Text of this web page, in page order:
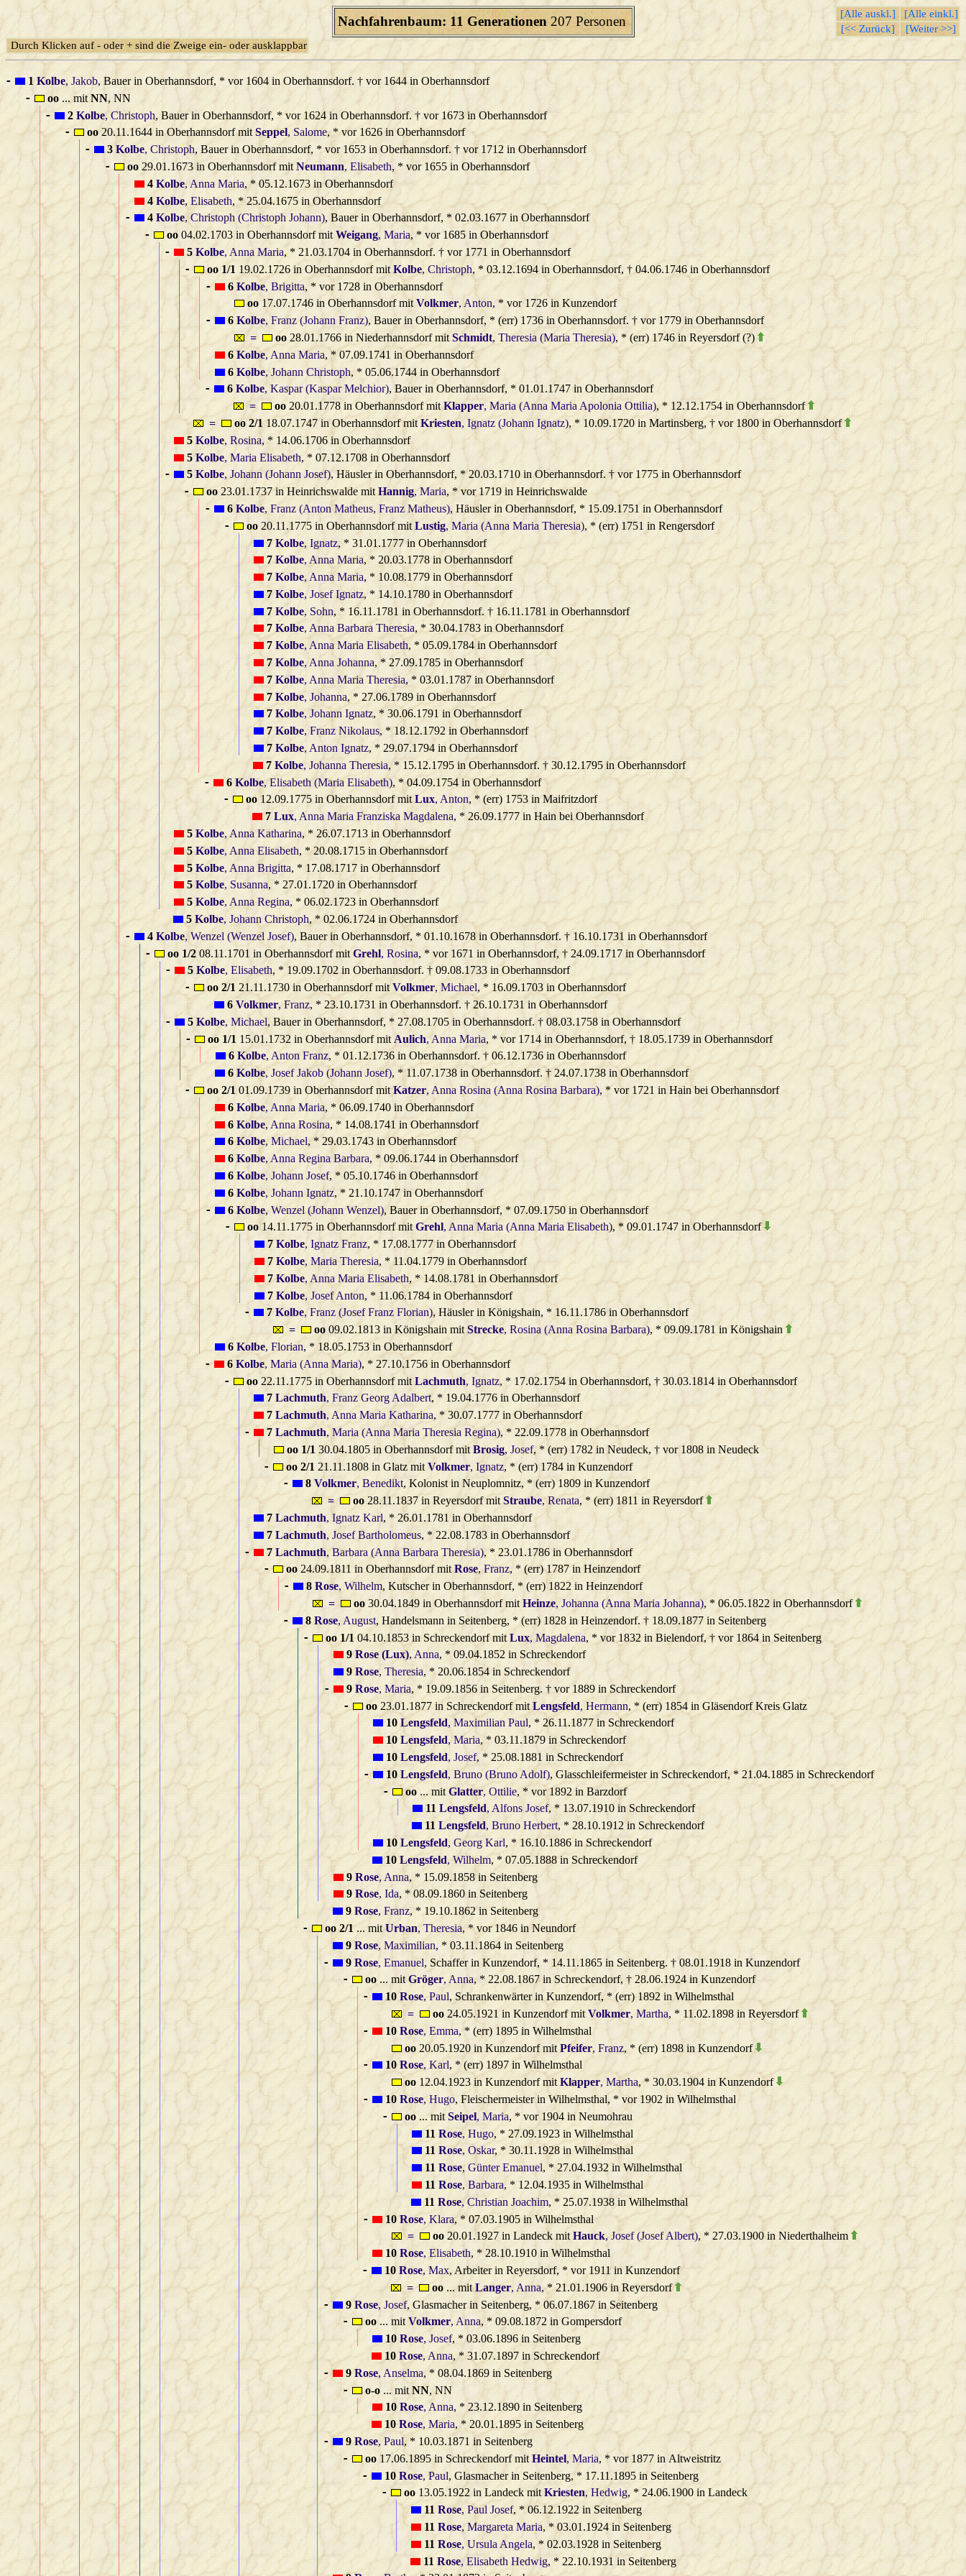
Nachfahrenbaum: 11 Generationen 207 Personen [Alle auskl.]
[Alle einkl.]
[<< Zurück]
[Weiter >>]
Durch Klicken auf - oder + sind die Zweige ein- oder ausklappbar
- 1 Kolbe, Jakob, Bauer in Oberhannsdorf, * vor 1604 in Oberhannsdorf. † vor 1644 in Oberhannsdorf
- oo... mit NN, NN
- 2 Kolbe, Christoph, Bauer in Oberhannsdorf, * vor 1624 in Oberhannsdorf. † vor 1673 in Oberhannsdorf
- oo20.11.1644 in Oberhannsdorf mitSeppel, Salome, * vor 1626 in Oberhannsdorf
- 3 Kolbe, Christoph, Bauer in Oberhannsdorf, * vor 1653 in Oberhannsdorf. † vor 1712 in Oberhannsdorf
- oo29.01.1673 in Oberhannsdorf mit Neumann, Elisabeth, * vor 1655 in Oberhannsdorf
4 Kolbe, Anna Maria, * 05.12.1673 in Oberhannsdorf
4 Kolbe, Elisabeth, * 25.04.1675 in Oberhannsdorf
- 4 Kolbe, Christoph (Christoph Johann), Bauer in Oberhannsdorf, * 02.03.1677 in Oberhannsdorf
- oo04.02.1703 in Oberhannsdorf mit Weigang, Maria, * vor 1685 in Oberhannsdorf
- 5 Kolbe, Anna Maria, * 21.03.1704 in Oberhannsdorf. † vor 1771 in Oberhannsdorf
- oo 1/1 19.02.1726 in Oberhannsdorf mitKolbe, Christoph, * 03.12.1694 in Oberhannsdorf, † 04.06.1746 in Oberhannsdorf
- 6 Kolbe, Brigitta, * vor 1728 in Oberhannsdorf
oo17.07.1746 in Oberhannsdorf mit Volkmer, Anton, * vor 1726 in Kunzendorf
- 6 Kolbe, Franz (Johann Franz), Bauer in Oberhannsdorf, * (err) 1736 in Oberhannsdorf. † vor 1779 in Oberhannsdorf
=
oo28.01.1766 in Niederhannsdorf mit Schmidt, Theresia (Maria Theresia), * (err) 1746 in Reyersdorf (?)
6 Kolbe, Anna Maria, * 07.09.1741 in Oberhannsdorf
6 Kolbe, Johann Christoph, * 05.06.1744 in Oberhannsdorf
- 6 Kolbe, Kaspar (Kaspar Melchior), Bauer in Oberhannsdorf, * 01.01.1747 in Oberhannsdorf
=
oo20.01.1778 in Oberhannsdorf mitKlapper, Maria (Anna Maria Apolonia Ottilia), * 12.12.1754 in Oberhannsdorf
=
oo 2/1 18.07.1747 in Oberhannsdorf mitKriesten, Ignatz (Johann Ignatz), * 10.09.1720 in Martinsberg, † vor 1800 in Oberhannsdorf
5 Kolbe, Rosina, * 14.06.1706 in Oberhannsdorf
5 Kolbe, Maria Elisabeth, * 07.12.1708 in Oberhannsdorf
- 5 Kolbe, Johann (Johann Josef), Häusler in Oberhannsdorf, * 20.03.1710 in Oberhannsdorf. † vor 1775 in Oberhannsdorf
- oo 23.01.1737 in Heinrichswalde mitHannig, Maria, * vor 1719 in Heinrichswalde
- 6 Kolbe, Franz (Anton Matheus, Franz Matheus), Häusler in Oberhannsdorf, * 15.09.1751 in Oberhannsdorf
- oo20.11.1775 in Oberhannsdorf mit Lustig, Maria (Anna Maria Theresia), * (err) 1751 in Rengersdorf
7 Kolbe, Ignatz, * 31.01.1777 in Oberhannsdorf
7 Kolbe, Anna Maria, * 20.03.1778 in Oberhannsdorf
7 Kolbe, Anna Maria, * 10.08.1779 in Oberhannsdorf
7 Kolbe, Josef Ignatz, * 14.10.1780 in Oberhannsdorf
7 Kolbe, Sohn, * 16.11.1781 in Oberhannsdorf. † 16.11.1781 in Oberhannsdorf
7 Kolbe, Anna Barbara Theresia, * 30.04.1783 in Oberhannsdorf
7 Kolbe, Anna Maria Elisabeth, * 05.09.1784 in Oberhannsdorf
7 Kolbe, Anna Johanna, * 27.09.1785 in Oberhannsdorf
7 Kolbe, Anna Maria Theresia, * 03.01.1787 in Oberhannsdorf
7 Kolbe, Johanna, * 27.06.1789 in Oberhannsdorf
7 Kolbe, Johann Ignatz, * 30.06.1791 in Oberhannsdorf
7 Kolbe, Franz Nikolaus, * 18.12.1792 in Oberhannsdorf
7 Kolbe, Anton Ignatz, * 29.07.1794 in Oberhannsdorf
7 Kolbe, Johanna Theresia, * 15.12.1795 in Oberhannsdorf. † 30.12.1795 in Oberhannsdorf
- 6 Kolbe, Elisabeth (Maria Elisabeth), * 04.09.1754 in Oberhannsdorf
- oo12.09.1775 in Oberhannsdorf mitLux, Anton, * (err) 1753 in Maifritzdorf
7 Lux, Anna Maria Franziska Magdalena, * 26.09.1777 in Hain bei Oberhannsdorf
5 Kolbe, Anna Katharina, * 26.07.1713 in Oberhannsdorf
5 Kolbe, Anna Elisabeth, * 20.08.1715 in Oberhannsdorf
5 Kolbe, Anna Brigitta, * 17.08.1717 in Oberhannsdorf
5 Kolbe, Susanna, * 27.01.1720 in Oberhannsdorf
5 Kolbe, Anna Regina, * 06.02.1723 in Oberhannsdorf
5 Kolbe, Johann Christoph, * 02.06.1724 in Oberhannsdorf
- 4 Kolbe, Wenzel (Wenzel Josef), Bauer in Oberhannsdorf, * 01.10.1678 in Oberhannsdorf. † 16.10.1731 in Oberhannsdorf
- oo 1/208.11.1701 in Oberhannsdorf mit Grehl, Rosina, * vor 1671 in Oberhannsdorf, † 24.09.1717 in Oberhannsdorf
- 5 Kolbe, Elisabeth, * 19.09.1702 in Oberhannsdorf. † 09.08.1733 in Oberhannsdorf
- oo 2/1 21.11.1730 in Oberhannsdorf mitVolkmer, Michael, * 16.09.1703 in Oberhannsdorf
6 Volkmer, Franz, * 23.10.1731 in Oberhannsdorf. † 26.10.1731 in Oberhannsdorf
- 5 Kolbe, Michael, Bauer in Oberhannsdorf, * 27.08.1705 in Oberhannsdorf. † 08.03.1758 in Oberhannsdorf
- oo 1/1 15.01.1732 in Oberhannsdorf mit Aulich, Anna Maria, * vor 1714 in Oberhannsdorf, † 18.05.1739 in Oberhannsdorf
6 Kolbe, Anton Franz, * 01.12.1736 in Oberhannsdorf. † 06.12.1736 in Oberhannsdorf
6 Kolbe, Josef Jakob (Johann Josef), * 11.07.1738 in Oberhannsdorf. † 24.07.1738 in Oberhannsdorf
- oo 2/1 01.09.1739 in Oberhannsdorf mitKatzer, Anna Rosina (Anna Rosina Barbara), * vor 1721 in Hain bei Oberhannsdorf
6 Kolbe, Anna Maria, * 06.09.1740 in Oberhannsdorf
6 Kolbe, Anna Rosina, * 14.08.1741 in Oberhannsdorf
6 Kolbe, Michael, * 29.03.1743 in Oberhannsdorf
6 Kolbe, Anna Regina Barbara, * 09.06.1744 in Oberhannsdorf
6 Kolbe, Johann Josef, * 05.10.1746 in Oberhannsdorf
6 Kolbe, Johann Ignatz, * 21.10.1747 in Oberhannsdorf
- 6 Kolbe, Wenzel (Johann Wenzel), Bauer in Oberhannsdorf, * 07.09.1750 in Oberhannsdorf
- oo14.11.1775 in Oberhannsdorf mit Grehl, Anna Maria (Anna Maria Elisabeth), * 09.01.1747 in Oberhannsdorf
7 Kolbe, Ignatz Franz, * 17.08.1777 in Oberhannsdorf
7 Kolbe, Maria Theresia, * 11.04.1779 in Oberhannsdorf
7 Kolbe, Anna Maria Elisabeth, * 14.08.1781 in Oberhannsdorf
7 Kolbe, Josef Anton, * 11.06.1784 in Oberhannsdorf
- 7 Kolbe, Franz (Josef Franz Florian), Häusler in Königshain, * 16.11.1786 in Oberhannsdorf
=
oo 09.02.1813 in Königshain mitStrecke, Rosina (Anna Rosina Barbara), * 09.09.1781 in Königshain
6 Kolbe, Florian, * 18.05.1753 in Oberhannsdorf
- 6 Kolbe, Maria (Anna Maria), * 27.10.1756 in Oberhannsdorf
- oo22.11.1775 in Oberhannsdorf mit Lachmuth, Ignatz, * 17.02.1754 in Oberhannsdorf, † 30.03.1814 in Oberhannsdorf
7 Lachmuth, Franz Georg Adalbert, * 19.04.1776 in Oberhannsdorf
7 Lachmuth, Anna Maria Katharina, * 30.07.1777 in Oberhannsdorf
- 7 Lachmuth, Maria (Anna Maria Theresia Regina), * 22.09.1778 in Oberhannsdorf
oo 1/1 30.04.1805 in Oberhannsdorf mitBrosig, Josef, * (err) 1782 in Neudeck, † vor 1808 in Neudeck
- oo 2/1 21.11.1808 in Glatz mitVolkmer, Ignatz, * (err) 1784 in Kunzendorf
- 8 Volkmer, Benedikt, Kolonist in Neuplomnitz, * (err) 1809 in Kunzendorf
=
oo 28.11.1837 in Reyersdorf mitStraube, Renata, * (err) 1811 in Reyersdorf
7 Lachmuth, Ignatz Karl, * 26.01.1781 in Oberhannsdorf
7 Lachmuth, Josef Bartholomeus, * 22.08.1783 in Oberhannsdorf
- 7 Lachmuth, Barbara (Anna Barbara Theresia), * 23.01.1786 in Oberhannsdorf
- oo 24.09.1811 in Oberhannsdorf mitRose, Franz, * (err) 1787 in Heinzendorf
- 8 Rose, Wilhelm, Kutscher in Oberhannsdorf, * (err) 1822 in Heinzendorf
=
oo 30.04.1849 in Oberhannsdorf mitHeinze, Johanna (Anna Maria Johanna), * 06.05.1822 in Oberhannsdorf
- 8 Rose, August, Handelsmann in Seitenberg, * (err) 1828 in Heinzendorf. † 18.09.1877 in Seitenberg
- oo 1/1 04.10.1853 in Schreckendorf mitLux, Magdalena, * vor 1832 in Bielendorf, † vor 1864 in Seitenberg
9 Rose (Lux), Anna, * 09.04.1852 in Schreckendorf
9 Rose, Theresia, * 20.06.1854 in Schreckendorf
- 9 Rose, Maria, * 19.09.1856 in Seitenberg. † vor 1889 in Schreckendorf
- oo23.01.1877 in Schreckendorf mit Lengsfeld, Hermann, * (err) 1854 in Gläsendorf Kreis Glatz
10 Lengsfeld, Maximilian Paul, * 26.11.1877 in Schreckendorf
10 Lengsfeld, Maria, * 03.11.1879 in Schreckendorf
10 Lengsfeld, Josef, * 25.08.1881 in Schreckendorf
- 10 Lengsfeld, Bruno (Bruno Adolf), Glasschleifermeister in Schreckendorf, * 21.04.1885 in Schreckendorf
- oo ... mitGlatter, Ottilie, * vor 1892 in Barzdorf
11 Lengsfeld, Alfons Josef, * 13.07.1910 in Schreckendorf
11 Lengsfeld, Bruno Herbert, * 28.10.1912 in Schreckendorf
10 Lengsfeld, Georg Karl, * 16.10.1886 in Schreckendorf
10 Lengsfeld, Wilhelm, * 07.05.1888 in Schreckendorf
9 Rose, Anna, * 15.09.1858 in Seitenberg
9 Rose, Ida, * 08.09.1860 in Seitenberg
9 Rose, Franz, * 19.10.1862 in Seitenberg
- oo 2/1 ... mitUrban, Theresia, * vor 1846 in Neundorf
9 Rose, Maximilian, * 03.11.1864 in Seitenberg
- 9 Rose, Emanuel, Schaffer in Kunzendorf, * 14.11.1865 in Seitenberg. † 08.01.1918 in Kunzendorf
- oo... mitGröger, Anna, * 22.08.1867 in Schreckendorf, † 28.06.1924 in Kunzendorf
- 10 Rose, Paul, Schrankenwärter in Kunzendorf, * (err) 1892 in Wilhelmsthal
=
oo 24.05.1921 in Kunzendorf mitVolkmer, Martha, * 11.02.1898 in Reyersdorf
- 10 Rose, Emma, * (err) 1895 in Wilhelmsthal
oo 20.05.1920 in Kunzendorf mitPfeifer, Franz, * (err) 1898 in Kunzendorf
- 10 Rose, Karl, * (err) 1897 in Wilhelmsthal
oo 12.04.1923 in Kunzendorf mitKlapper, Martha, * 30.03.1904 in Kunzendorf
- 10 Rose, Hugo, Fleischermeister in Wilhelmsthal, * vor 1902 in Wilhelmsthal
- oo ... mitSeipel, Maria, * vor 1904 in Neumohrau
11 Rose, Hugo, * 27.09.1923 in Wilhelmsthal
11 Rose, Oskar, * 30.11.1928 in Wilhelmsthal
11 Rose, Günter Emanuel, * 27.04.1932 in Wilhelmsthal
11 Rose, Barbara, * 12.04.1935 in Wilhelmsthal
11 Rose, Christian Joachim, * 25.07.1938 in Wilhelmsthal
- 10 Rose, Klara, * 07.03.1905 in Wilhelmsthal
=
oo 20.01.1927 in Landeck mitHauck, Josef (Josef Albert), * 27.03.1900 in Niederthalheim
10 Rose, Elisabeth, * 28.10.1910 in Wilhelmsthal
- 10 Rose, Max, Arbeiter in Reyersdorf, * vor 1911 in Kunzendorf
=
oo ... mitLanger, Anna, * 21.01.1906 in Reyersdorf
- 9 Rose, Josef, Glasmacher in Seitenberg, * 06.07.1867 in Seitenberg
- oo... mit Volkmer, Anna, * 09.08.1872 in Gompersdorf
10 Rose, Josef, * 03.06.1896 in Seitenberg
10 Rose, Anna, * 31.07.1897 in Schreckendorf
- 9 Rose, Anselma, * 08.04.1869 in Seitenberg
- o‑o... mit NN, NN
10 Rose, Anna, * 23.12.1890 in Seitenberg
10 Rose, Maria, * 20.01.1895 in Seitenberg
- 9 Rose, Paul, * 10.03.1871 in Seitenberg
- oo17.06.1895 in Schreckendorf mit Heintel, Maria, * vor 1877 in Altweistritz
- 10 Rose, Paul, Glasmacher in Seitenberg, * 17.11.1895 in Seitenberg
- oo 13.05.1922 in Landeck mitKriesten, Hedwig, * 24.06.1900 in Landeck
11 Rose, Paul Josef, * 06.12.1922 in Seitenberg
11 Rose, Margareta Maria, * 03.01.1924 in Seitenberg
11 Rose, Ursula Angela, * 02.03.1928 in Seitenberg
11 Rose, Elisabeth Hedwig, * 22.10.1931 in Seitenberg